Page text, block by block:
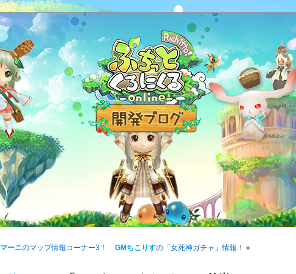
ーニのマップ情報コーナー3！ GMちこりすの「女死神ガチャ」情報！ »